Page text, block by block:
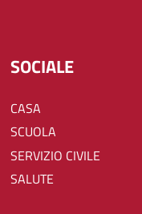
SOCIALE
CASA
SCUOLA
SERVIZIO CIVILE
SALUTE